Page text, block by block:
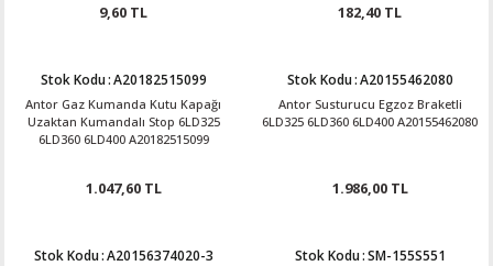
9,60 TL 182,40 TL
Stok Kodu:A20182515099
Antor Gaz Kumanda Kutu Kapağı
Uzaktan Kumandalı Stop 6LD325
6LD360 6LD400 A20182515099
1.047,60 TL
Stok Kodu:A20155462080
Antor Susturucu Egzoz Braketli
6LD325 6LD360 6LD400 A20155462080
1.986,00 TL
Stok Kodu:A20156374020-3 Stok Kodu:SM-155S551